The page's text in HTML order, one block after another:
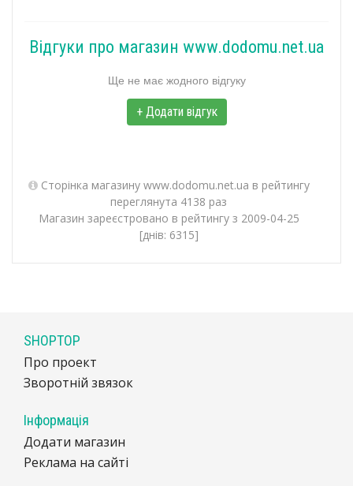
Відгуки про магазин www.dodomu.net.ua
Ще не має жодного відгуку
+ Додати відгук
Сторінка магазину www.dodomu.net.ua в рейтингу
переглянута 4138 раз
Магазин зареєстровано в рейтингу з 2009-04-25
[днів: 6315]
SHOPTOP
Про проект
Зворотній звязок
Інформація
Додати магазин
Реклама на сайті